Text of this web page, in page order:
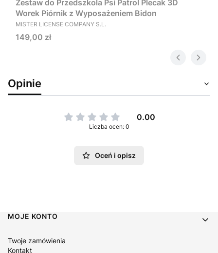
Zestaw do Przedszkola Psi Patrol Plecak 3D
Worek Piórnik z Wyposażeniem Bidon
PRODUCENT
MISTER LICENSE COMPANY S.L.
Cena
149,00 zł
Opinie
0.00
Liczba ocen: 0
Oceń i opisz
Linki w stopce
MOJE KONTO
Twoje zamówienia
Kontakt